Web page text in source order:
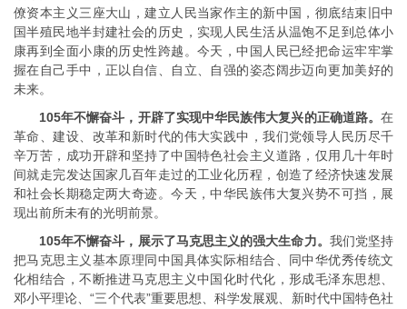
僚资本主义三座大山，建立人民当家作主的新中国，彻底结束旧中
国半殖民地半封建社会的历史，实现人民生活从温饱不足到总体小
康再到全面小康的历史性跨越。今天，中国人民已经把命运牢牢掌
握在自己手中，正以自信、自立、自强的姿态阔步迈向更加美好的
未来。
105年不懈奋斗，开辟了实现中华民族伟大复兴的正确道路。 在
革命、建设、改革和新时代的伟大实践中，我们党领导人民历尽千
辛万苦，成功开辟和坚持了中国特色社会主义道路，仅用几十年时
间就走完发达国家几百年走过的工业化历程，创造了经济快速发展
和社会长期稳定两大奇迹。今天，中华民族伟大复兴势不可挡，展
现出前所未有的光明前景。
105年不懈奋斗，展示了马克思主义的强大生命力。 我们党坚持
把马克思主义基本原理同中国具体实际相结合、同中华优秀传统文
化相结合，不断推进马克思主义中国化时代化，形成毛泽东思想、
邓小平理论、“三个代表”重要思想、科学发展观、新时代中国特色社